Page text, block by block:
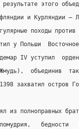
этого
и Курляндии —
походы
у Польши
IV уступил
объединив
захватил остров
из полноправных
бедности